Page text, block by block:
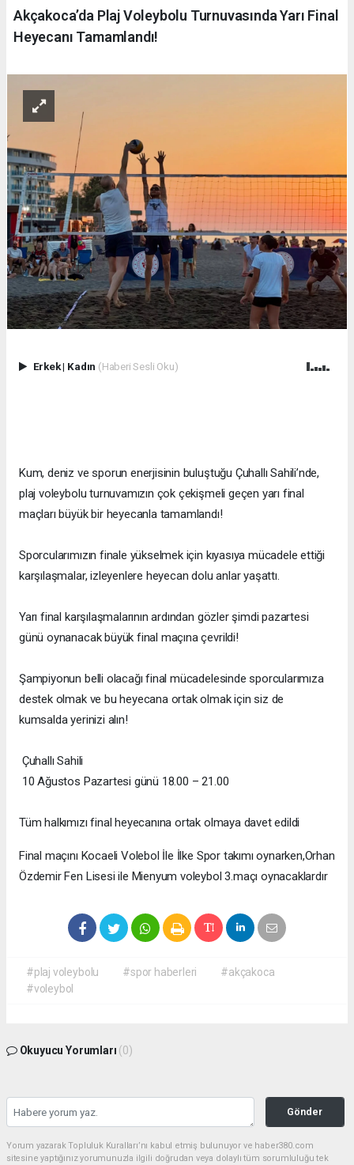
Akçakoca’da Plaj Voleybolu Turnuvasında Yarı Final
Heyecanı Tamamlandı!
Erkek| Kadın (Haberi Sesli Oku)
Kum, deniz ve sporun enerjisinin buluştuğu Çuhallı Sahili’nde,
plaj voleybolu turnuvamızın çok çekişmeli geçen yarı final
maçları büyük bir heyecanla tamamlandı!
Sporcularımızın finale yükselmek için kıyasıya mücadele ettiği
karşılaşmalar, izleyenlere heyecan dolu anlar yaşattı.
Yarı final karşılaşmalarının ardından gözler şimdi pazartesi
günü oynanacak büyük final maçına çevrildi!
Şampiyonun belli olacağı final mücadelesinde sporcularımıza
destek olmak ve bu heyecana ortak olmak için siz de
kumsalda yerinizi alın!
Çuhallı Sahili
10 Ağustos Pazartesi günü 18.00 – 21.00
Tüm halkımızı final heyecanına ortak olmaya davet edildi
Final maçını Kocaeli Volebol İle İlke Spor takımı oynarken,Orhan
Özdemir Fen Lisesi ile Mienyum voleybol 3.maçı oynacaklardır
#plaj voleybolu #spor haberleri
#akçakoca
#voleybol
Okuyucu Yorumları (0)
Gönder
Yorum yazarak Topluluk Kuralları’nı kabul etmiş bulunuyor ve haber380.com
sitesine yaptığınız yorumunuzla ilgili doğrudan veya dolaylı tüm sorumluluğu tek